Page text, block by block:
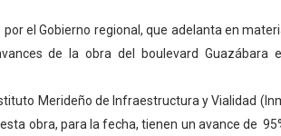
desarrollo productivo en Rangel
al curso de Emergencia
médicos en proceso de ruralidad
el Gobierno regional, que adelanta en
de la obra del boulevard Guazábara
Merideño de Infraestructura y Vialidad
obra, para la fecha, tienen un avance de